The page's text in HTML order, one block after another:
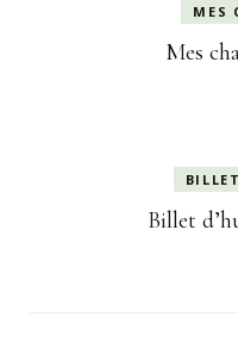
MES
Mes
Billet